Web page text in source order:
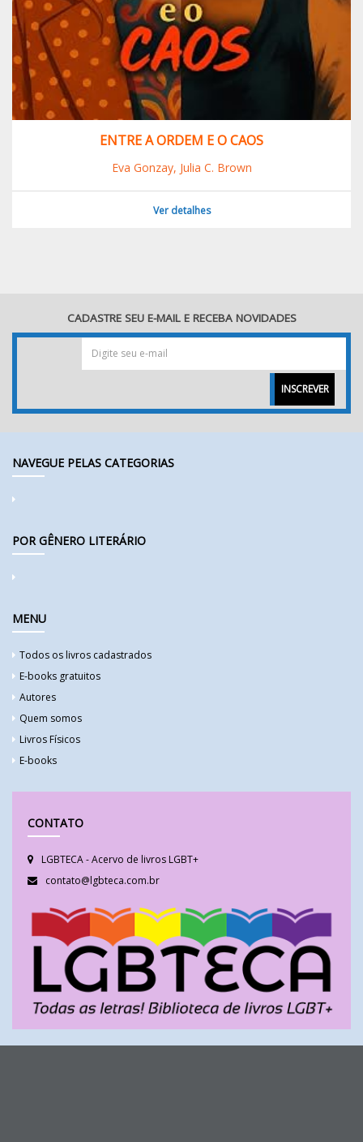
ENTRE A ORDEM E O CAOS
Eva Gonzay, Julia C. Brown
Ver detalhes
CADASTRE SEU E-MAIL E RECEBA NOVIDADES
INSCREVER
NAVEGUE PELAS CATEGORIAS
POR GÊNERO LITERÁRIO
MENU
Todos os livros cadastrados
E-books gratuitos
Autores
Quem somos
Livros Físicos
E-books
CONTATO
LGBTECA - Acervo de livros LGBT+
contato@lgbteca.com.br